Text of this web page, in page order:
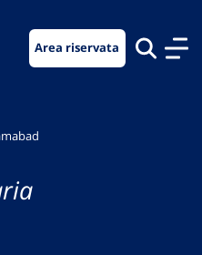
Area riservata